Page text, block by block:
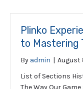
Plinko
to Mastering
By admin | August
List of Sections
The Way Our